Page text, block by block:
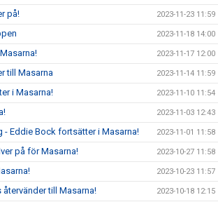
på! 2023-11-23 11:59
2023-11-18 14:00
2023-11-17 12:00
till Masarna 2023-11-14 11:59
i Masarna! 2023-11-10 11:54
2023-11-03 12:43
Eddie Bock fortsätter i Masarna! 2023-11-01 11:58
på för Masarna! 2023-10-27 11:58
2023-10-23 11:57
till Masarna! 2023-10-18 12:15